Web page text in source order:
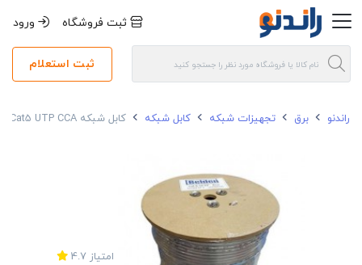
ثبت فروشگاه ورود
ثبت استعلام
راندنو برق تجهیزات شبکه کابل شبکه کابل شبکه Cat5 UTP CCA بلدن با روکش PVC آلومینیومی
امتیاز 4.7